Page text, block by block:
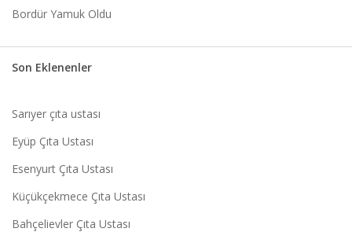
Bordür Yamuk Oldu
Son Eklenenler
Sarıyer çıta ustası
Eyüp Çıta Ustası
Esenyurt Çıta Ustası
Küçükçekmece Çıta Ustası
Bahçelievler Çıta Ustası